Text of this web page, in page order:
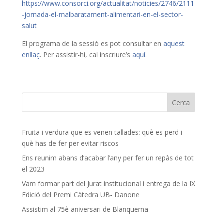
https://www.consorci.org/actualitat/noticies/2746/2111
-jornada-el-malbaratament-alimentari-en-el-sector-
salut
El programa de la sessió es pot consultar en aquest
enllaç. Per assistir-hi, cal inscriure’s aquí.
Fruita i verdura que es venen tallades: què es perd i
què has de fer per evitar riscos
Ens reunim abans d’acabar l’any per fer un repàs de tot
el 2023
Vam formar part del Jurat institucional i entrega de la IX
Edició del Premi Càtedra UB- Danone
Assistim al 75è aniversari de Blanquerna